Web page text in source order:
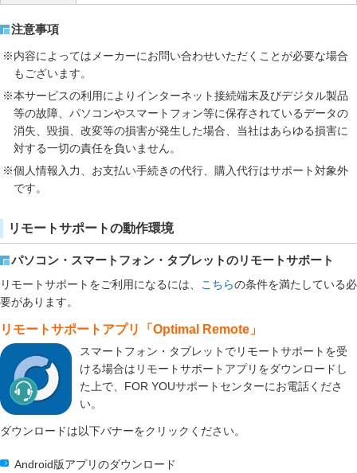
注意事項
※内容によってはメーカーにお問い合わせいただくことが必要な場合
もございます。
※本サービスの利用によりインターネット接続端末及びデジタル製品
等の故障、パソコンやスマートフォン等に保存されているデータの
消失、毀損、改変等の損害が発生した場合、当社はあらゆる損害に
対する一切の責任を負いません。
※個人情報入力、お支払い手続きの代行、購入代行はサポート対象外
です。
リモートサポートの動作環境
パソコン・スマートフォン・タブレットのリモートサポート
リモートサポートをご利用になるには、 こちらの条件を満たしている必
要があります。
リモートサポートアプリ「Optimal Remote」
スマートフォン・タブレットでリモートサポートを受
ける場合はリモートサポートアプリをダウンロードし
た上で、FOR YOUサポートセンターにお電話くださ
い。
ダウンロードは以下バナーをクリックください。
Android版アプリのダウンロード